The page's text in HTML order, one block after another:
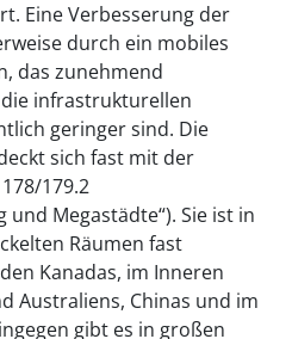
Eine Verbesserung der
durch ein mobiles
das zunehmend
infrastrukturellen
geringer sind. Die
sich fast mit der
179.2
Megastädte“). Sie ist in
Räumen fast
Kanadas, im Inneren
Australiens, Chinas und im
gibt es in großen